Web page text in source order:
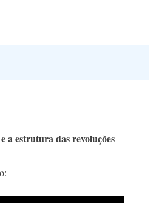
a estrutura das revoluções